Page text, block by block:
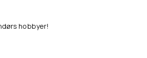
hobbyer!